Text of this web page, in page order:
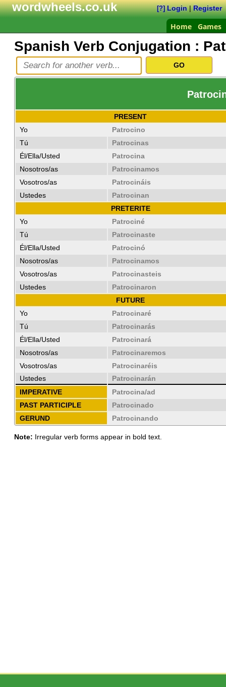
wordwheels.co.uk [?] Login|Register
Home Games
Spanish Verb Conjugation :
PRESENT
Yo
Patrocino
Tú
Patrocinas
Él/Ella/Usted
Patrocina
Nosotros/as
Patrocinamos
Vosotros/as
Patrocináis
Ustedes
Patrocinan
PRETERITE
Yo
Patrociné
Tú
Patrocinaste
Él/Ella/Usted
Patrocinó
Nosotros/as
Patrocinamos
Vosotros/as
Patrocinasteis
Ustedes
Patrocinaron
FUTURE
Yo
Patrocinaré
Tú
Patrocinarás
Él/Ella/Usted
Patrocinará
Nosotros/as
Patrocinaremos
Vosotros/as
Patrocinaréis
Ustedes
Patrocinarán
IMPERATIVE
Patrocina/ad
PAST PARTICIPLE
Patrocinado
GERUND
Patrocinando
Note: Irregular verb forms appear in bold text.